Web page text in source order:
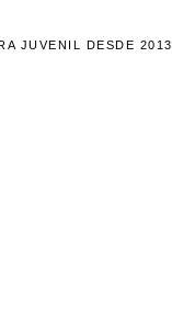
JUVENIL DESDE 2013